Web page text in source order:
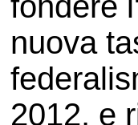
nuova
2012, e